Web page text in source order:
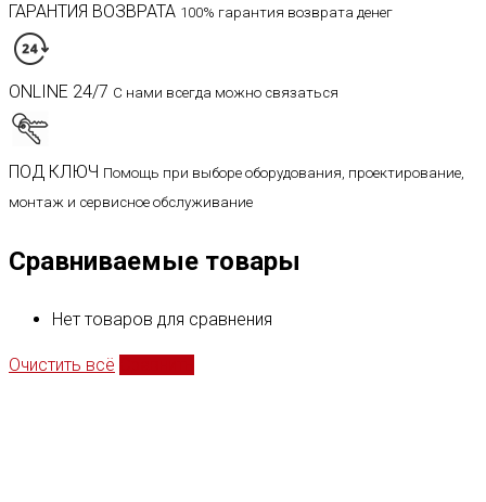
ГАРАНТИЯ ВОЗВРАТА 100% гарантия возврата денег
ONLINE 24/7 С нами всегда можно связаться
ПОД КЛЮЧ Помощь при выборе оборудования, проектирование,
монтаж и сервисное обслуживание
Сравниваемые товары
Нет товаров для сравнения
Очистить всё